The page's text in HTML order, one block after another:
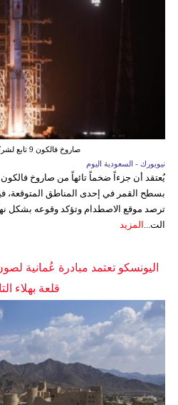
صاروخ فالكون 9 تابع لشركة سبيس إكس
نيويورك - السعودية اليوم
بسطح القمر في إحدى المناطق المتوقعة،
ترصد موقع الاصطدام وتؤكد وقوعه بشكل
الت...
المزيد
اليونسكو تعتمد مبادرة عُمانية
قلعة بهلاء